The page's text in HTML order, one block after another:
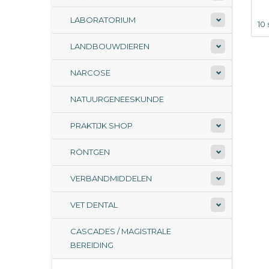
LABORATORIUM
LANDBOUWDIEREN
NARCOSE
NATUURGENEESKUNDE
PRAKTIJK SHOP
RÖNTGEN
VERBANDMIDDELEN
VET DENTAL
CASCADES / MAGISTRALE
BEREIDING
10